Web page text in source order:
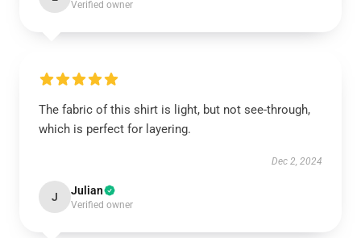
Verified owner
The fabric of this shirt is light, but not see-through,
which is perfect for layering.
Dec 2, 2024
J Julian
Verified owner